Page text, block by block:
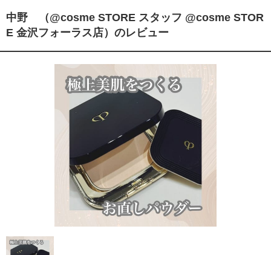
中野 （@cosme STORE スタッフ @cosme STOR
E 金沢フォーラス店）のレビュー